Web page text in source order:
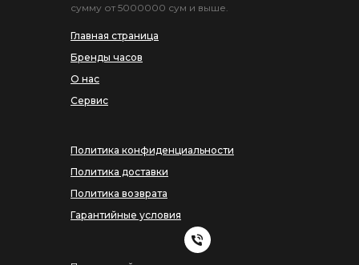
Главная страница
Бренды часов
О нас
Сервис
сумму от 5000000 сум и выше.
Политика конфиденциальности
Политика доставки
Политика возврата
Гарантийные условия